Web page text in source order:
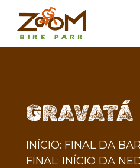
main
content
GRAVATÁ
INÍCIO: FINAL DA
FINAL: INÍCIO DA